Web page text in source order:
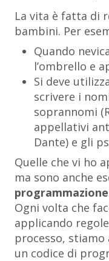
La vita è fatta di
bambini. Per
Quando
l’ombrello e
Si deve
scrivere i
soprannomi
appellativi
Dante) e gli
Quelle che vi ho
ma sono anche
programmazione
Ogni volta che
applicando
processo,
un codice di